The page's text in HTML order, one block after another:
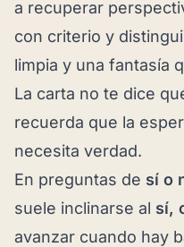
a recuperar
con criterio y
limpia y una fantasía
La carta no te dice
recuerda que la
necesita verdad.
En preguntas de sí o
suele inclinarse al sí,
avanzar cuando hay